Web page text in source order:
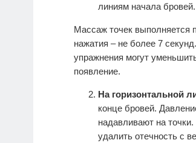
линиям начала
Массаж точек выполняется
нажатия – не более 7
упражнения могут
появление.
На горизонтальной
конце бровей.
надавливают на
удалить отечность с